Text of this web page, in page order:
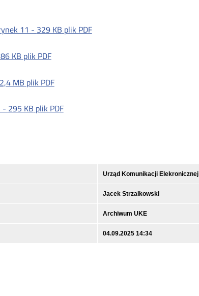
11 - 329 KB plik PDF
KB plik PDF
2,4 MB plik PDF
- 295 KB plik PDF
Urząd Komunikacji Elekronicznej
Jacek Strzalkowski
Archiwum UKE
04.09.2025 14:34